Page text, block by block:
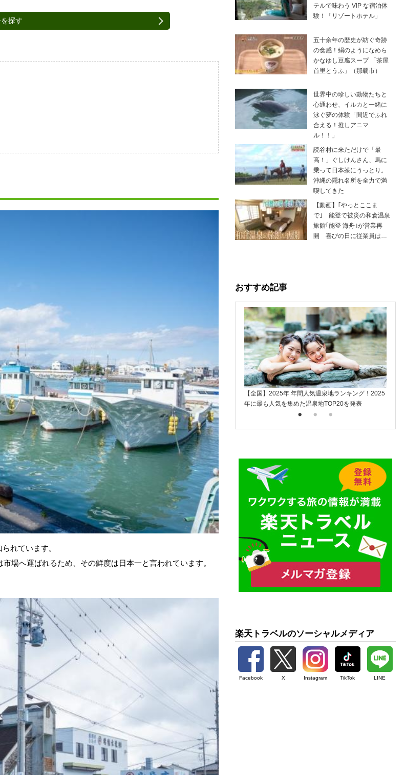
探す
れています。
場へ運ばれるため、その鮮度は日本一と言われています。
テルで味わう VIP な宿泊体
験！「リゾートホテル」
五十余年の歴史が紡ぐ奇跡
の食感！絹のようになめら
かなゆし豆腐スープ 「茶屋
首里とうふ」（那覇市）
世界中の珍しい動物たちと
心通わせ、イルカと一緒に
泳ぐ夢の体験「間近でふれ
合える！推しアニマ
ル！！」
読谷村に来ただけで「最
高！」ぐしけんさん、馬に
乗って日本茶にうっとり。
沖縄の隠れ名所を全力で満
喫してきた
【動画】｢やっとここま
で｣ 能登で被災の和倉温泉
旅館｢能登 海舟｣が営業再
開 喜びの日に従業員は…
おすすめ記事
【全国】2025年 年間人気温泉地ランキング！2025
年に最も人気を集めた温泉地TOP20を発表
楽天トラベルのソーシャルメディア
Facebook X Instagram TikTok LINE